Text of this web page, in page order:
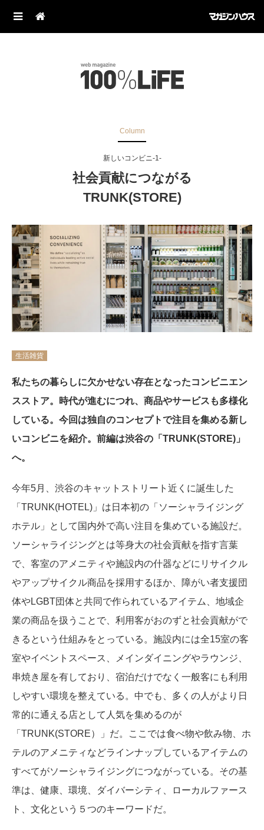
Column
新しいコンビニ-1-
社会貢献につながる
TRUNK(STORE)
生活雑貨
私たちの暮らしに欠かせない存在となったコンビニエン
スストア。時代が進むにつれ、商品やサービスも多様化
している。今回は独自のコンセプトで注目を集める新し
いコンビニを紹介。前編は渋谷の「TRUNK(STORE)」
へ。
今年5月、渋谷のキャットストリート近くに誕生した
「TRUNK(HOTEL)」は日本初の「ソーシャライジング
ホテル」として国内外で高い注目を集めている施設だ。
ソーシャライジングとは等身大の社会貢献を指す言葉
で、客室のアメニティや施設内の什器などにリサイクル
やアップサイクル商品を採用するほか、障がい者支援団
体やLGBT団体と共同で作られているアイテム、地域企
業の商品を扱うことで、利用客がおのずと社会貢献がで
きるという仕組みをとっている。施設内には全15室の客
室やイベントスペース、メインダイニングやラウンジ、
串焼き屋を有しており、宿泊だけでなく一般客にも利用
しやすい環境を整えている。中でも、多くの人がより日
常的に通える店として人気を集めるのが
「TRUNK(STORE）」だ。ここでは食べ物や飲み物、ホ
テルのアメニティなどラインナップしているアイテムの
すべてがソーシャライジングにつながっている。その基
準は、健康、環境、ダイバーシティ、ローカルファース
ト、文化という５つのキーワードだ。